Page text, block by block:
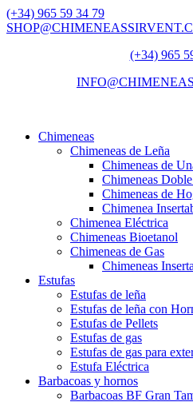
(+34) 965 59 34 79
(+34) 965
Chimeneas
Chimeneas de Leña
Chimeneas de
Chimeneas
Chimeneas de
Chimenea
Chimenea Eléctrica
Chimeneas Bioetanol
Chimeneas de Gas
Chimeneas
Estufas
Estufas de leña
Estufas de leña con
Estufas de Pellets
Estufas de gas
Estufas de gas para
Estufa Eléctrica
Barbacoas y hornos
Barbacoas BF Gran